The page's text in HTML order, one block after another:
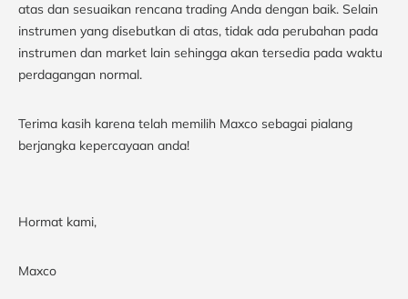
atas dan sesuaikan rencana trading Anda dengan baik. Selain
instrumen yang disebutkan di atas, tidak ada perubahan pada
instrumen dan market lain sehingga akan tersedia pada waktu
perdagangan normal.
Terima kasih karena telah memilih Maxco sebagai pialang
berjangka kepercayaan anda!
Hormat kami,
Maxco